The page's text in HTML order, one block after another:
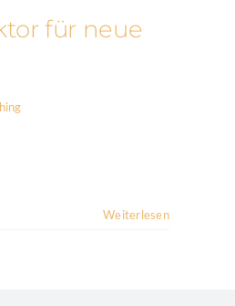
für neue
Weiterlesen